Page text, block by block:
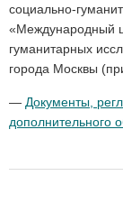
социально-
«Международный
гуманитарных
города Москвы
— Документы,
дополнительного